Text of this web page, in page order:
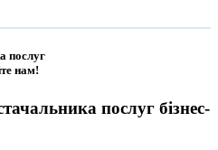
послуг
нам!
послуг бізнес-